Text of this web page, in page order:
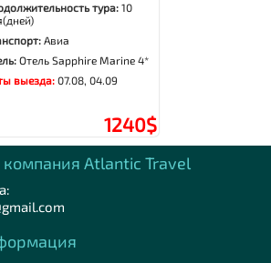
тура:10
Авиа
Отель Sapphire Marine 4*
выезда:07.08, 04.09
1240$
компания Аtlantic Travel